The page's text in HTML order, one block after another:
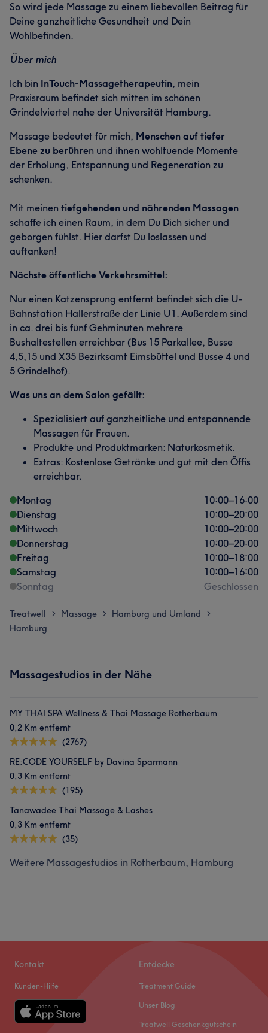
So wird jede Massage zu einem liebevollen Beitrag für
Deine ganzheitliche Gesundheit und Dein
Wohlbefinden.
Über mich
Ich bin InTouch-Massagetherapeutin, mein
Praxisraum befindet sich mitten im schönen
Grindelviertel nahe der Universität Hamburg.
Massage bedeutet für mich, Menschen auf tiefer
Ebene zu berühren und ihnen wohltuende Momente
der Erholung, Entspannung und Regeneration zu
schenken.
Mit meinen tiefgehenden und nährenden Massagen
schaffe ich einen Raum, in dem Du Dich sicher und
geborgen fühlst. Hier darfst Du loslassen und
auftanken!
Nächste öffentliche Verkehrsmittel:
Nur einen Katzensprung entfernt befindet sich die U-
Bahnstation Hallerstraße der Linie U1. Außerdem sind
in ca. drei bis fünf Gehminuten mehrere
Bushaltestellen erreichbar (Bus 15 Parkallee, Busse
4,5,15 und X35 Bezirksamt Eimsbüttel und Busse 4 und
5 Grindelhof).
Was uns an dem Salon gefällt:
Spezialisiert auf ganzheitliche und entspannende
Massagen für Frauen.
Produkte und Produktmarken: Naturkosmetik.
Extras: Kostenlose Getränke und gut mit den Öffis
erreichbar.
Montag
10:00–16:00
Dienstag
10:00–20:00
Mittwoch
10:00–20:00
Donnerstag
10:00–20:00
Freitag
10:00–18:00
Samstag
10:00–16:00
Sonntag
Geschlossen
Treatwell > Massage > Hamburg und Umland >
Hamburg
Massagestudios in der Nähe
MY THAI SPA Wellness & Thai Massage Rotherbaum
0,2 Km entfernt
(2767)
RE:CODE YOURSELF by Davina Sparmann
0,3 Km entfernt
(195)
Tanawadee Thai Massage & Lashes
0,3 Km entfernt
(35)
Weitere Massagestudios in Rotherbaum, Hamburg
Kontakt
Kunden-Hilfe
Entdecke
Treatment Guide
Unser Blog
Treatwell Geschenkgutschein